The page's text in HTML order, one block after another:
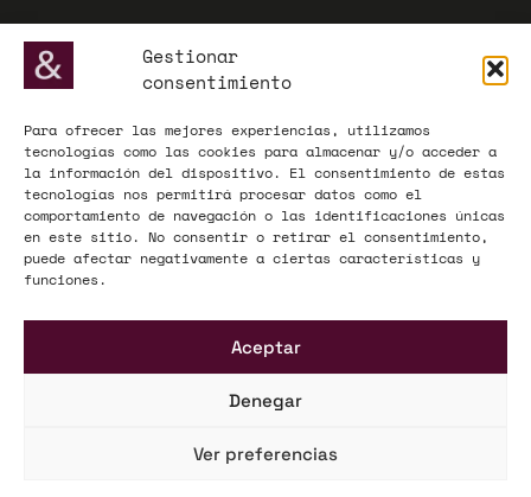
Gestionar
consentimiento
Para ofrecer las mejores experiencias, utilizamos
tecnologías como las cookies para almacenar y/o acceder a
la información del dispositivo. El consentimiento de estas
tecnologías nos permitirá procesar datos como el
comportamiento de navegación o las identificaciones únicas
en este sitio. No consentir o retirar el consentimiento,
puede afectar negativamente a ciertas características y
funciones.
Aceptar
Denegar
Ver preferencias
© 2025 Willis Towers Watson Networks / Willis Towers Watson
ADECOSE, fundada el 1977, defensa els interessos de les
corredories d’assegurances i reassegurances, actuant com a
interlocutor influent davant de l’Administració i el mercat
assegurador a nivell nacional i europeu.
INFORMACIÓ LEGAL
Política de privadesa